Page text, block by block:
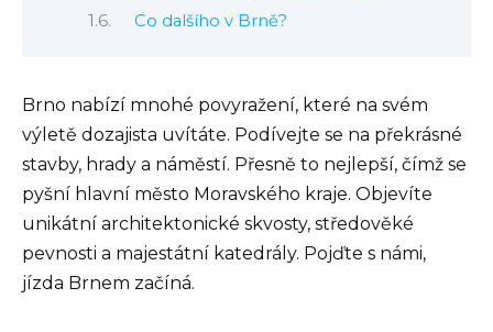
Co dalšího v Brně?
Brno nabízí mnohé povyražení, které na svém
výletě dozajista uvítáte. Podívejte se na překrásné
stavby, hrady a náměstí. Přesně to nejlepší, čímž se
pyšní hlavní město Moravského kraje. Objevíte
unikátní architektonické skvosty, středověké
pevnosti a majestátní katedrály. Pojďte s námi,
jízda Brnem začíná.